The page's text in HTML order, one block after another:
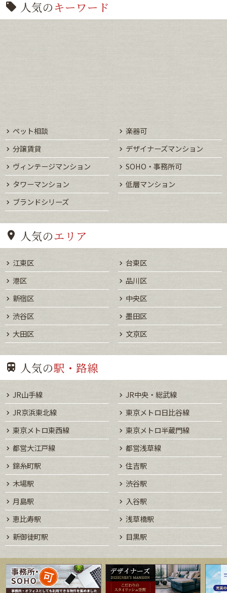
人気のキーワード
ペット相談
楽器可
分譲賃貸
デザイナーズマンション
ヴィンテージマンション
SOHO・事務所可
タワーマンション
低層マンション
ブランドシリーズ
人気のエリア
江東区
台東区
港区
品川区
新宿区
中央区
渋谷区
墨田区
大田区
文京区
人気の駅・路線
JR山手線
JR中央・総武線
JR京浜東北線
東京メトロ日比谷線
東京メトロ東西線
東京メトロ半蔵門線
都営大江戸線
都営浅草線
錦糸町駅
住吉駅
木場駅
渋谷駅
月島駅
入谷駅
恵比寿駅
浅草橋駅
新御徒町駅
目黒駅